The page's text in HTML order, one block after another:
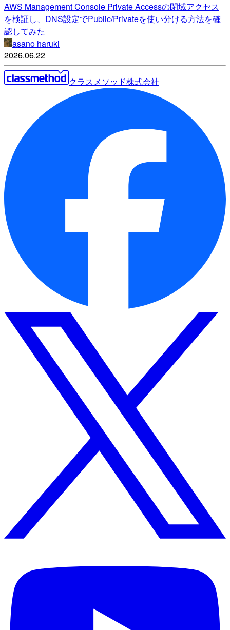
AWS Management Console Private Accessの閉域アクセス
を検証し、DNS設定でPublic/Privateを使い分ける方法を確
認してみた
asano haruki
2026.06.22
クラスメソッド株式会社